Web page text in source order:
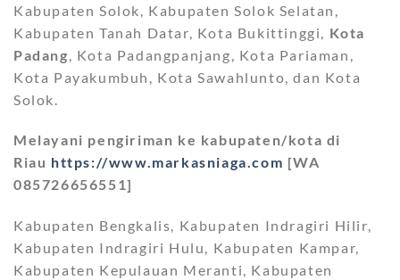
Kabupaten Solok, Kabupaten Solok Selatan,
Kabupaten Tanah Datar, Kota Bukittinggi, Kota
Padang , Kota Padangpanjang, Kota Pariaman,
Kota Payakumbuh, Kota Sawahlunto, dan Kota
Solok.
Melayani pengiriman ke kabupaten/kota di
Riau https://www.markasniaga.com [WA
085726656551]
Kabupaten Bengkalis, Kabupaten Indragiri Hilir,
Kabupaten Indragiri Hulu, Kabupaten Kampar,
Kabupaten Kepulauan Meranti, Kabupaten